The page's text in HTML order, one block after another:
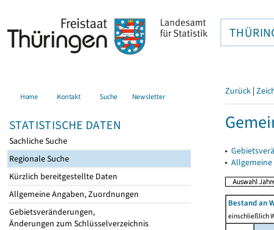
Home Kontakt Suche Newsletter
STATISTISCHE DATEN
Sachliche Suche
Regionale Suche
Kürzlich bereitgestellte Daten
Allgemeine Angaben, Zuordnungen
Gebietsveränderungen,
Änderungen zum Schlüsselverzeichnis
Zurück |
▸
▸
Bestand an
einschließlich